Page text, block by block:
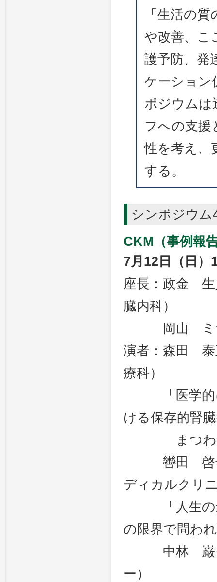
「生活の
や改善、こ
護予防、発
ケーション
ポジウムは
フへの支援
性を考え、
する。
シンポジウム
CKM（事例報
7月12日（日
座長：政金
臓内科）
岡山 ミサ
演者：森田 泰
療科）
「医学的に
ける保存的腎
まつわる
轡田 啓子
ディカルクリ
「人生の最
の限界で問わ
中林 巌（
ー）